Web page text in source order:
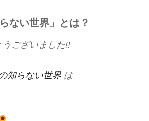
ない世界」とは？
ございました!!
知らない世界 は